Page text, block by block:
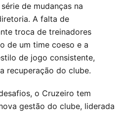
de mudanças na
A falta de
troca de treinadores
de um time coeso e a
de jogo consistente,
recuperação do clube.
o Cruzeiro tem
gestão do clube, liderada